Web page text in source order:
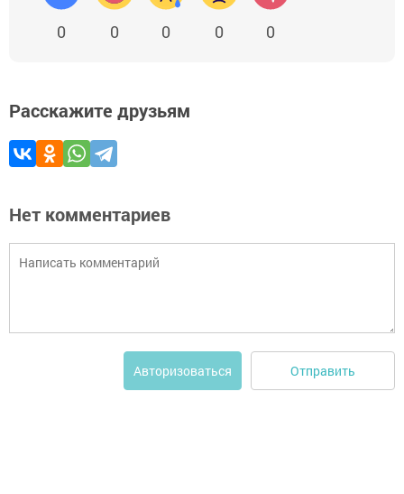
0 0 0 0 0
Расскажите друзьям
Нет комментариев
Авторизоваться Отправить